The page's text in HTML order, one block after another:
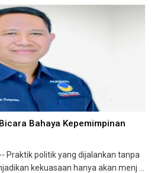
Bahaya Kepemimpinan
Praktik politik yang dijalankan tanpa
kekuasaan hanya akan menj ...